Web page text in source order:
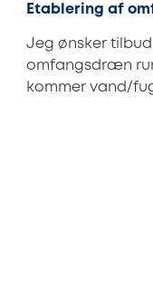
Etablering af
Jeg ønsker
omfangsdræn
kommer vand/